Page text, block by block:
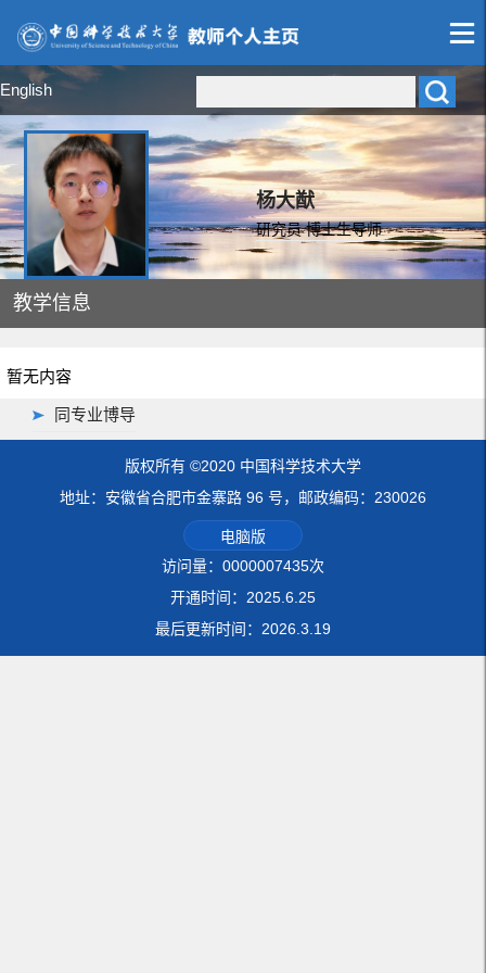
English
杨大猷
研究员 博士生导师
教学信息
暂无内容
同专业博导
版权所有 ©2020 中国科学技术大学
地址：安徽省合肥市金寨路 96 号，邮政编码：230026
电脑版
访问量： 0000007435次
开通时间： 2025 6 25
最后更新时间： 2026 3 19